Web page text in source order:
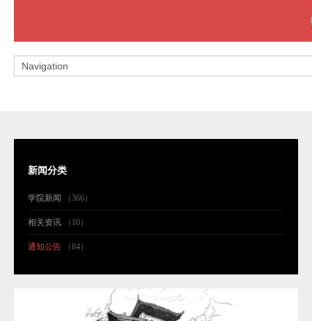
新闻分类
学院新闻 （366）
相关资讯 （10）
通知公告 （84）